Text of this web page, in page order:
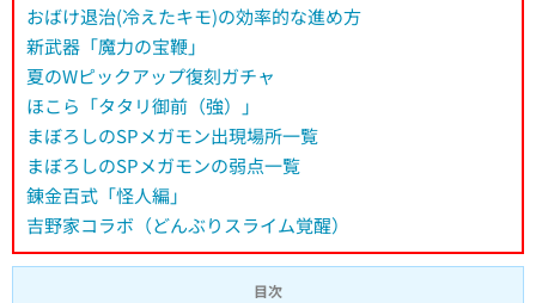
おばけ退治(冷えたキモ)の効率的な進め方
新武器「魔力の宝鞭」
夏のWピックアップ復刻ガチャ
ほこら「タタリ御前（強）」
まぼろしのSPメガモン出現場所一覧
まぼろしのSPメガモンの弱点一覧
錬金百式「怪人編」
吉野家コラボ（どんぶりスライム覚醒）
目次